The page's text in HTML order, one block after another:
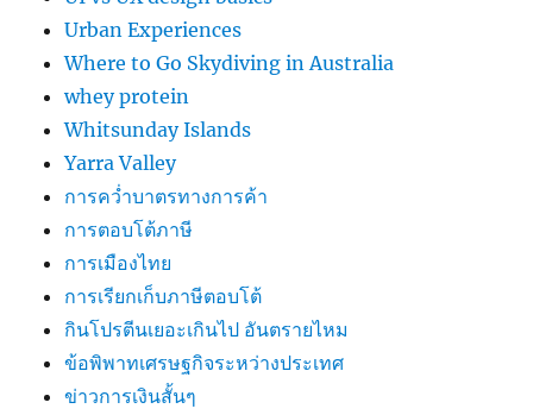
Urban Experiences
Where to Go Skydiving in Australia
whey protein
Whitsunday Islands
Yarra Valley
การคว่ำบาตรทางการค้า
การตอบโต้ภาษี
การเมืองไทย
การเรียกเก็บภาษีตอบโต้
กินโปรตีนเยอะเกินไป อันตรายไหม
ข้อพิพาทเศรษฐกิจระหว่างประเทศ
ข่าวการเงินสั้นๆ